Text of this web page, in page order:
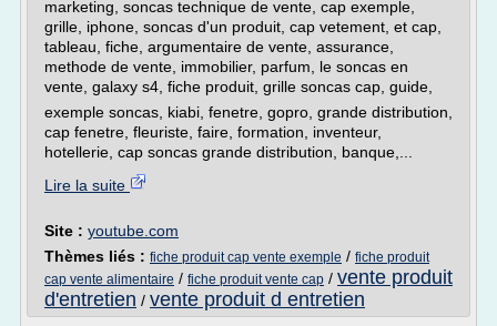
marketing, soncas technique de vente, cap exemple,
grille, iphone, soncas d'un produit, cap vetement, et cap,
tableau, fiche, argumentaire de vente, assurance,
methode de vente, immobilier, parfum, le soncas en
vente, galaxy s4, fiche produit, grille soncas cap, guide,
exemple soncas, kiabi, fenetre, gopro, grande distribution,
cap fenetre, fleuriste, faire, formation, inventeur,
hotellerie, cap soncas grande distribution, banque,...
Lire la suite
Site : youtube.com
Thèmes liés : fiche produit cap vente exemple / fiche produit
cap vente alimentaire / fiche produit vente cap / vente produit
d'entretien / vente produit d entretien